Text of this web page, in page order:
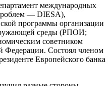
международных
— DIESА),
программы организации
среды (РПОИ;
советником
Федерации. Состоял членом
Европейского банка